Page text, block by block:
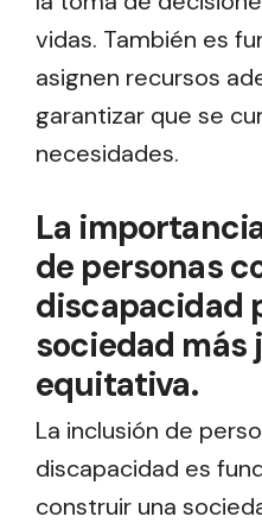
vidas. También es
asignen recursos
garantizar que se
necesidades.
La
de personas
discapacidad
sociedad más
equitativa.
La inclusión de
discapacidad es
construir una